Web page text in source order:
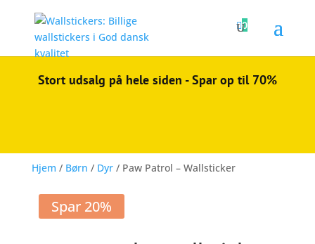
0
Stort udsalg på hele siden - Spar op til 70%
Hjem / Børn / Dyr/ Paw Patrol – Wallsticker
Spar 20%